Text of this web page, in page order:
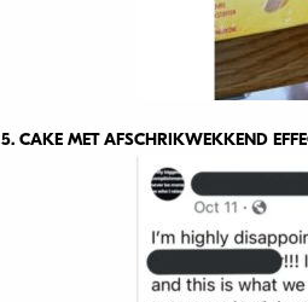
5. CAKE MET AFSCHRIKWEKKEND